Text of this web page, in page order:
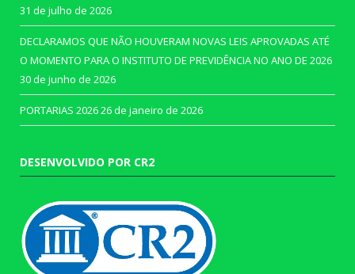
31 de julho de 2026
DECLARAMOS QUE NÃO HOUVERAM NOVAS LEIS APROVADAS ATÉ
O MOMENTO PARA O INSTITUTO DE PREVIDÊNCIA NO ANO DE 2026
30 de junho de 2026
PORTARIAS 202626 de janeiro de 2026
DESENVOLVIDO POR CR2